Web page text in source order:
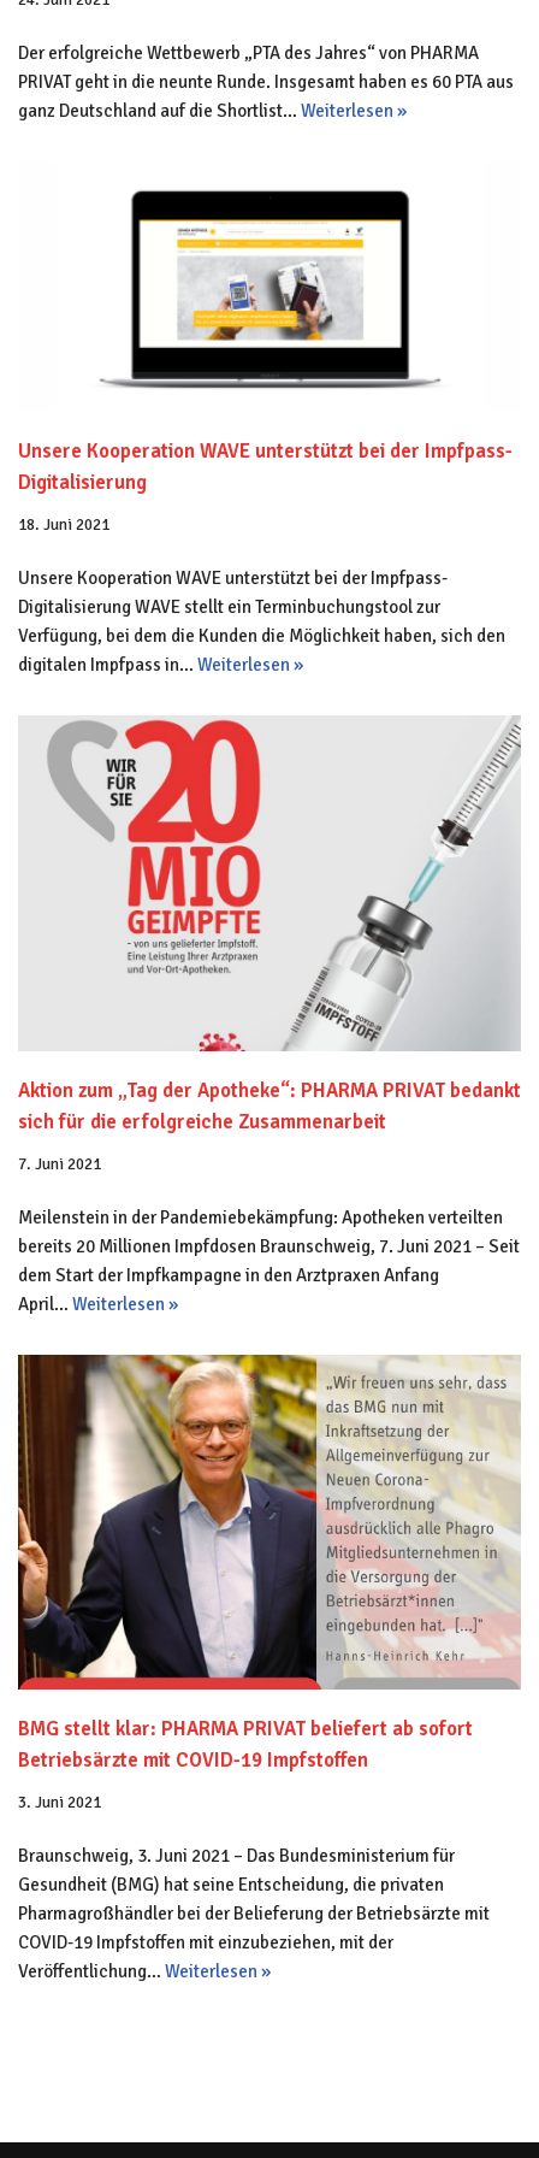
Der erfolgreiche Wettbewerb „PTA des Jahres“ von PHARMA
PRIVAT geht in die neunte Runde. Insgesamt haben es 60 PTA aus
ganz Deutschland auf die Shortlist… Weiterlesen »
Unsere Kooperation WAVE unterstützt bei der Impfpass-
Digitalisierung
18. Juni 2021
Unsere Kooperation WAVE unterstützt bei der Impfpass-
Digitalisierung WAVE stellt ein Terminbuchungstool zur
Verfügung, bei dem die Kunden die Möglichkeit haben, sich den
digitalen Impfpass in… Weiterlesen »
Aktion zum „Tag der Apotheke“: PHARMA PRIVAT bedankt
sich für die erfolgreiche Zusammenarbeit
7. Juni 2021
Meilenstein in der Pandemiebekämpfung: Apotheken verteilten
bereits 20 Millionen Impfdosen Braunschweig, 7. Juni 2021 – Seit
dem Start der Impfkampagne in den Arztpraxen Anfang
April… Weiterlesen »
BMG stellt klar: PHARMA PRIVAT beliefert ab sofort
Betriebsärzte mit COVID-19 Impfstoffen
3. Juni 2021
Braunschweig, 3. Juni 2021 – Das Bundesministerium für
Gesundheit (BMG) hat seine Entscheidung, die privaten
Pharmagroßhändler bei der Belieferung der Betriebsärzte mit
COVID-19 Impfstoffen mit einzubeziehen, mit der
Veröffentlichung… Weiterlesen »